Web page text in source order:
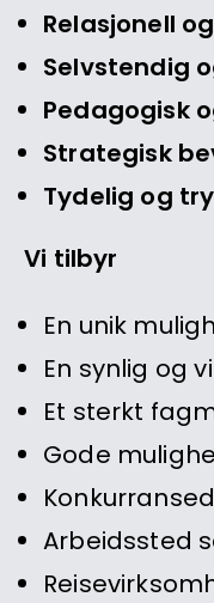
Relasjonell
Selvstendig
Pedagogisk
Strategisk
Tydelig og
Vi tilbyr
En unik
En synlig og
Et sterkt
Gode
Arbeidssted